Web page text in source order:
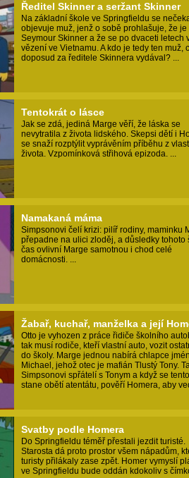
Ředitel Skinner a seržant Skinner
Na základní škole ve Springfieldu se
objevuje muž, jenž o sobě prohlašuje, že je
Seymour Skinner a že se po dvaceti letech
vězení ve Vietnamu. A kdo je tedy ten muž,
doposud za ředitele Skinnera vydával? ...
Tentokrát o lásce
Jak se zdá, jediná Marge věří, že láska se
nevytratila z života lidského. Skepsi dětí i
se snaží rozptýlit vyprávěním příběhu z
života. Vzpomínková střihová epizoda. ...
Namakaná máma
Simpsonovi čelí krizi: pilíř rodiny, maminku
přepadne na ulici zloděj, a důsledky tohoto
čas ovlivní Marge samotnou i chod celé
domácnosti. ...
Žabař, kuchař, manželka a její
Otto je vyhozen z práce řidiče školního
tak musí rodiče, kteří vlastní auto, vozit
do školy. Marge jednou nabírá chlapce
Michael, jehož otec je mafián Tlustý Tony.
Simpsonovi spřátelí s Tonym a když se
stane obětí atentátu, pověří Homera, aby
Svatby podle Homera
Do Springfieldu téměř přestali jezdit turisté.
Starosta dá proto prostor všem nápadům,
turisty přilákaly zase zpět. Homer vymyslí
ve Springfieldu bude oddán kdokoliv s